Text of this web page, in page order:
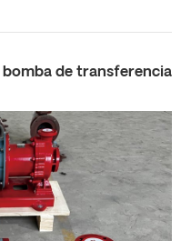
bomba de transferencia